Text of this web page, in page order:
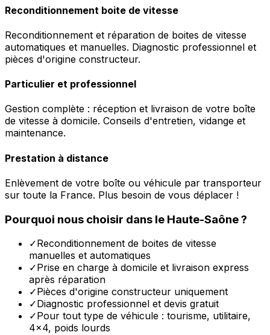
Reconditionnement boite de vitesse
Reconditionnement et réparation de boites de vitesse
automatiques et manuelles. Diagnostic professionnel et
pièces d'origine constructeur.
Particulier et professionnel
Gestion complète : réception et livraison de votre boîte
de vitesse à domicile. Conseils d'entretien, vidange et
maintenance.
Prestation à distance
Enlèvement de votre boîte ou véhicule par transporteur
sur toute la France. Plus besoin de vous déplacer !
Pourquoi nous choisir dans le Haute-Saône?
✓Reconditionnement de boites de vitesse
manuelles et automatiques
✓Prise en charge à domicile et livraison express
après réparation
✓Pièces d'origine constructeur uniquement
✓Diagnostic professionnel et devis gratuit
✓Pour tout type de véhicule : tourisme, utilitaire,
4x4, poids lourds